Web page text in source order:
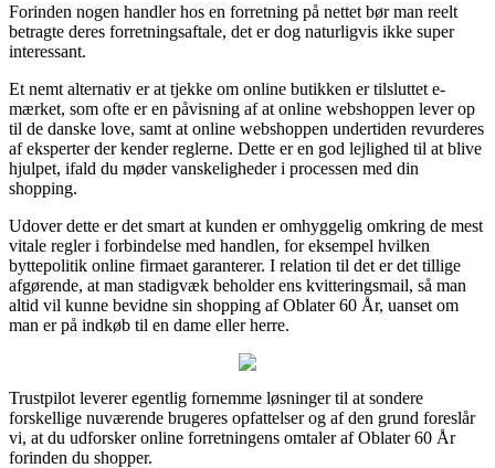
Forinden nogen handler hos en forretning på nettet bør man reelt
betragte deres forretningsaftale, det er dog naturligvis ikke super
interessant.
Et nemt alternativ er at tjekke om online butikken er tilsluttet e-
mærket, som ofte er en påvisning af at online webshoppen lever op
til de danske love, samt at online webshoppen undertiden revurderes
af eksperter der kender reglerne. Dette er en god lejlighed til at blive
hjulpet, ifald du møder vanskeligheder i processen med din
shopping.
Udover dette er det smart at kunden er omhyggelig omkring de mest
vitale regler i forbindelse med handlen, for eksempel hvilken
byttepolitik online firmaet garanterer. I relation til det er det tillige
afgørende, at man stadigvæk beholder ens kvitteringsmail, så man
altid vil kunne bevidne sin shopping af Oblater 60 År, uanset om
man er på indkøb til en dame eller herre.
Trustpilot leverer egentlig fornemme løsninger til at sondere
forskellige nuværende brugeres opfattelser og af den grund foreslår
vi, at du udforsker online forretningens omtaler af Oblater 60 År
forinden du shopper.